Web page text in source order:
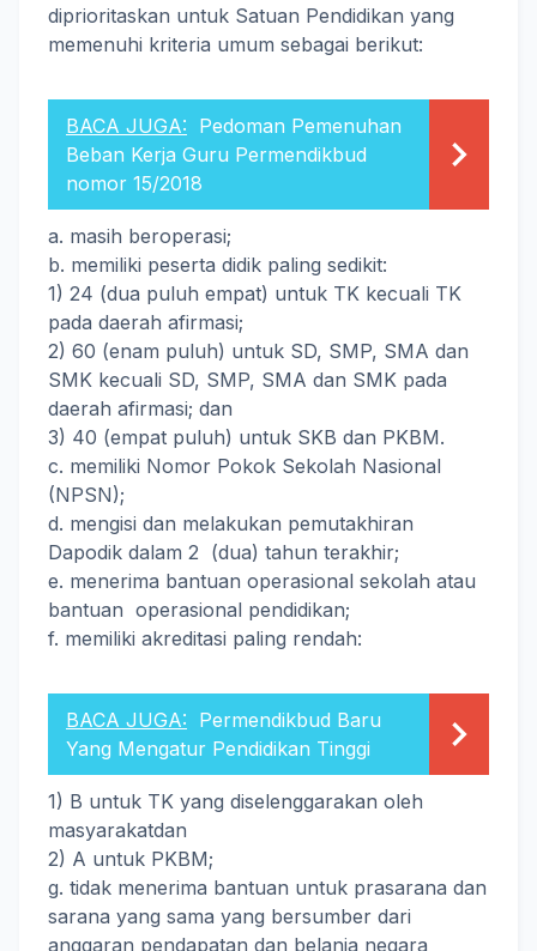
diprioritaskan untuk Satuan Pendidikan yang
memenuhi kriteria umum sebagai berikut:
BACA JUGA: Pedoman Pemenuhan
Beban Kerja Guru Permendikbud
nomor 15/2018
a. masih beroperasi;
b. memiliki peserta didik paling sedikit:
1) 24 (dua puluh empat) untuk TK kecuali TK
pada daerah afirmasi;
2) 60 (enam puluh) untuk SD, SMP, SMA dan
SMK kecuali SD, SMP, SMA dan SMK pada
daerah afirmasi; dan
3) 40 (empat puluh) untuk SKB dan PKBM.
c. memiliki Nomor Pokok Sekolah Nasional
(NPSN);
d. mengisi dan melakukan pemutakhiran
Dapodik dalam 2 (dua) tahun terakhir;
e. menerima bantuan operasional sekolah atau
bantuan operasional pendidikan;
f. memiliki akreditasi paling rendah:
BACA JUGA: Permendikbud Baru
Yang Mengatur Pendidikan Tinggi
1) B untuk TK yang diselenggarakan oleh
masyarakatdan
2) A untuk PKBM;
g. tidak menerima bantuan untuk prasarana dan
sarana yang sama yang bersumber dari
anggaran pendapatan dan belanja negara